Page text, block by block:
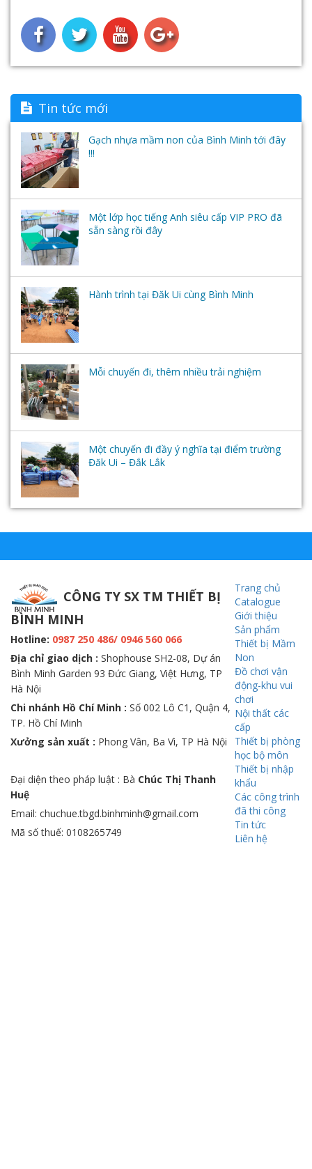
Tai nghe
Tin tức mới
Gạch nhựa mầm non của Bình Minh tới đây
!!!
Một lớp học tiếng Anh siêu cấp VIP PRO đã
sẵn sàng rồi đây
Hành trình tại Đăk Ui cùng Bình Minh
Mỗi chuyến đi, thêm nhiều trải nghiệm
Một chuyến đi đầy ý nghĩa tại điểm trường
Đăk Ui – Đắk Lắk
CÔNG TY SX TM THIẾT BỊ
BÌNH MINH
Hotline: 0987 250 486/ 0946 560 066
Địa chỉ giao dịch : Shophouse SH2-08, Dự án
Bình Minh Garden 93 Đức Giang, Việt Hưng, TP
Hà Nội
Chi nhánh Hồ Chí Minh : Số 002 Lô C1, Quận 4,
TP. Hồ Chí Minh
Xưởng sản xuất : Phong Vân, Ba Vì, TP Hà Nội
Đại diện theo pháp luật : Bà Chúc Thị Thanh
Huệ
Email: chuchue.tbgd.binhminh@gmail.com
Mã số thuế: 0108265749
Trang chủ
Catalogue
Giới thiệu
Sản phẩm
Thiết bị Mầm
Non
Đồ chơi vận
động-khu vui
chơi
Nội thất các
cấp
Thiết bị phòng
học bộ môn
Thiết bị nhập
khẩu
Các công trình
đã thi công
Tin tức
Liên hệ